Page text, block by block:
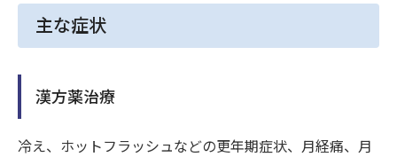
主な症状
漢方薬治療
冷え、ホットフラッシュなどの更年期症状、月経痛、月